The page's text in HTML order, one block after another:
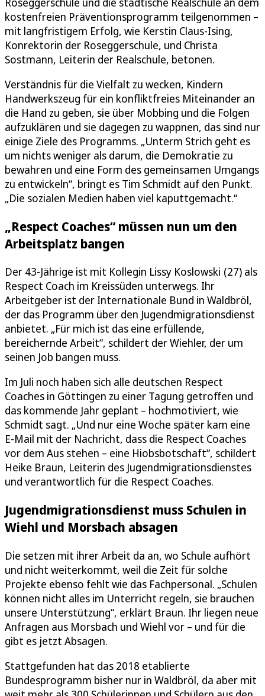
kostenfreien Präventionsprogramm teilgenommen –
mit langfristigem Erfolg, wie Kerstin Claus-Ising,
Konrektorin der Roseggerschule, und Christa
Sostmann, Leiterin der Realschule, betonen.
Verständnis für die Vielfalt zu wecken, Kindern
Handwerkszeug für ein konfliktfreies Miteinander an
die Hand zu geben, sie über Mobbing und die Folgen
aufzuklären und sie dagegen zu wappnen, das sind nur
einige Ziele des Programms. „Unterm Strich geht es
um nichts weniger als darum, die Demokratie zu
bewahren und eine Form des gemeinsamen Umgangs
zu entwickeln“, bringt es Tim Schmidt auf den Punkt.
„Die sozialen Medien haben viel kaputtgemacht.“
„Respect Coaches“ müssen nun um den
Arbeitsplatz bangen
Der 43-Jährige ist mit Kollegin Lissy Koslowski (27) als
Respect Coach im Kreissüden unterwegs. Ihr
Arbeitgeber ist der Internationale Bund in Waldbröl,
der das Programm über den Jugendmigrationsdienst
anbietet. „Für mich ist das eine erfüllende,
bereichernde Arbeit“, schildert der Wiehler, der um
seinen Job bangen muss.
Im Juli noch haben sich alle deutschen Respect
Coaches in Göttingen zu einer Tagung getroffen und
das kommende Jahr geplant – hochmotiviert, wie
Schmidt sagt. „Und nur eine Woche später kam eine
E-Mail mit der Nachricht, dass die Respect Coaches
vor dem Aus stehen – eine Hiobsbotschaft“, schildert
Heike Braun, Leiterin des Jugendmigrationsdienstes
und verantwortlich für die Respect Coaches.
Jugendmigrationsdienst muss Schulen in
Wiehl und Morsbach absagen
Die setzen mit ihrer Arbeit da an, wo Schule aufhört
und nicht weiterkommt, weil die Zeit für solche
Projekte ebenso fehlt wie das Fachpersonal. „Schulen
können nicht alles im Unterricht regeln, sie brauchen
unsere Unterstützung“, erklärt Braun. Ihr liegen neue
Anfragen aus Morsbach und Wiehl vor – und für die
gibt es jetzt Absagen.
Stattgefunden hat das 2018 etablierte
Bundesprogramm bisher nur in Waldbröl, da aber mit